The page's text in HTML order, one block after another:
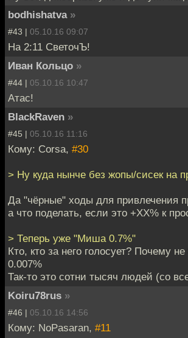
bodhishatva »
#43 | 05.10.16 09:07
На 2:11 СветочЪ!
Иван Кольцо »
#44 | 05.10.16 10:47
Атас!
BlackRaven »
#45 | 05.10.16 11:16
Кому: Corsa, #30
> Ну куда нынче без жопы/сисек на
Да "чёрные" ходы для привлечения
а что поделать, если это +XX% к
> Теперь уже "Миша 0.7%"
Кто, кто за него голосует? Почему
0.007%
Так-то это сотни тысяч людей (со
Koiru78rus »
#46 | 05.10.16 14:56
Кому: NoPasaran, #11